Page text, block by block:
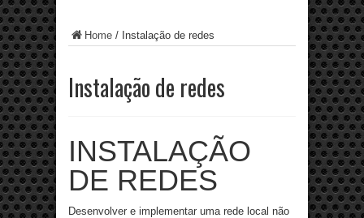
Home / Instalação de redes
Instalação de redes
INSTALAÇÃO
DE REDES
Desenvolver e implementar uma rede local não